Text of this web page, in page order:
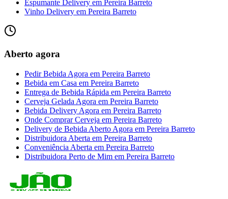
Espumante Delivery em Pereira Barreto
Vinho Delivery em Pereira Barreto
Aberto agora
Pedir Bebida Agora em Pereira Barreto
Bebida em Casa em Pereira Barreto
Entrega de Bebida Rápida em Pereira Barreto
Cerveja Gelada Agora em Pereira Barreto
Bebida Delivery Agora em Pereira Barreto
Onde Comprar Cerveja em Pereira Barreto
Delivery de Bebida Aberto Agora em Pereira Barreto
Distribuidora Aberta em Pereira Barreto
Conveniência Aberta em Pereira Barreto
Distribuidora Perto de Mim em Pereira Barreto